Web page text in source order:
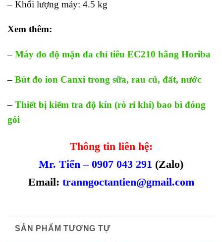
– Khối lượng máy: 4.5 kg
Xem thêm:
– Máy đo độ mặn đa chỉ tiêu EC210 hãng Horiba
– Bút đo ion Canxi trong sữa, rau củ, đất, nước
– Thiết bị kiểm tra độ kín (rò rỉ khí) bao bì đóng
gói
Thông tin liên hệ:
Mr. Tiến – 0907 043 291 (Zalo)
Email: tranngoctantien@gmail.com
SẢN PHẨM TƯƠNG TỰ